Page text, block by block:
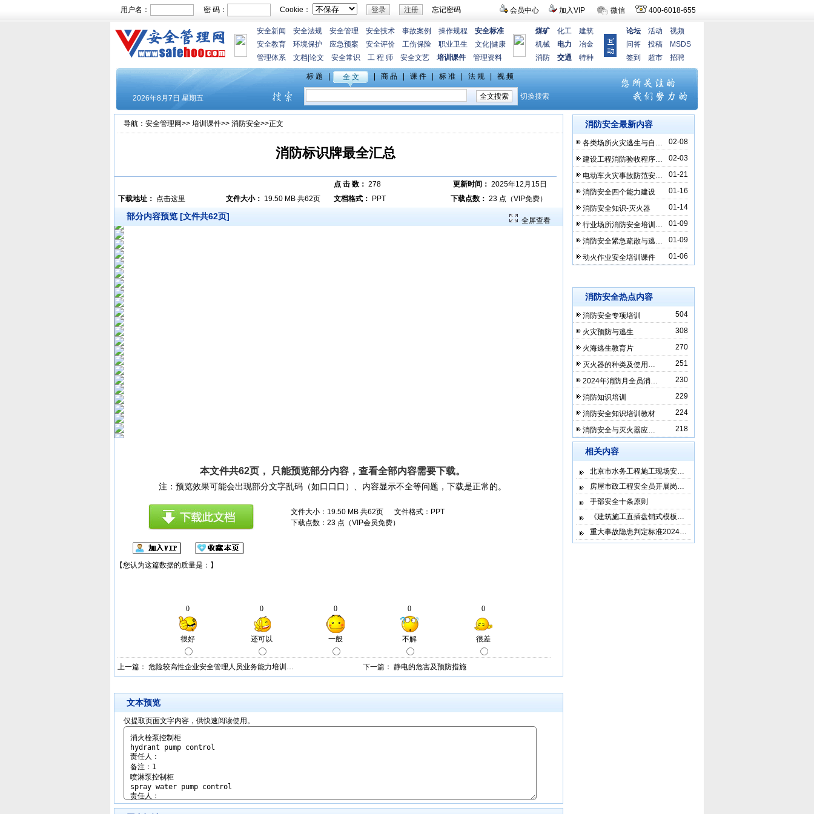
会员中心 加入VIP 微信 400-6018-655
用户名： 密 码： Cookie： 忘记密码
安全新闻 安全法规 安全管理 安全技术 事故案例 操作规程
安全标准
安全教育
环境保护 应急预案 安全评价 工伤保险 职业卫生 文化 健康
管理体系
文档 论文 安全常识 工 程 师 安全文艺 培训课件 管理资料
煤矿 化工
建筑
机械
电力
冶金
消防
交通 特种
论坛 活动
视频
问答
投稿
MSDS
签到
超市 招聘
导航： 安全管理网>> 培训课件>> 消防安全>>正文
消防标识牌最全汇总
点 击 数： 278 更新时间： 2025年12月15日
下载地址：
点击这里 文件大小： 19.50 MB 共62页 文档格式： PPT 下载点数： 23 点（VIP免费）
全屏查看
部分内容预览 [文件共62页]
本文件共62页， 只能预览部分内容，查看全部内容需要下载。
注：预览效果可能会出现部分文字乱码（如口口口）、内容显示不全等问题，下载是正常的。
文件大小：19.50 MB 共62页 文件格式：PPT
下载点数：23 点（VIP会员免费）
下一篇：静电的危害及预防措施
上一篇： 危险较高性企业安全管理人员业务能力培训…
文本预览
仅提取页面文字内容，供快速阅读使用。
消防安全最新内容
02-08
各类场所火灾逃生与自…
02-03
建设工程消防验收程序…
01-21
电动车火灾事故防范安…
01-16
消防安全四个能力建设
01-14
消防安全知识-灭火器
01-09
行业场所消防安全培训…
01-09
消防安全紧急疏散与逃…
01-06
动火作业安全培训课件
消防安全热点内容
504
消防安全专项培训
308
火灾预防与逃生
270
火海逃生教育片
251
灭火器的种类及使用…
230
2024年消防月全员消…
229
消防知识培训
224
消防安全知识培训教材
218
消防安全与灭火器应…
相关内容
北京市水务工程施工现场安…
房屋市政工程安全员开展岗…
手部安全十条原则
《建筑施工直插盘销式模板…
重大事故隐患判定标准2024…